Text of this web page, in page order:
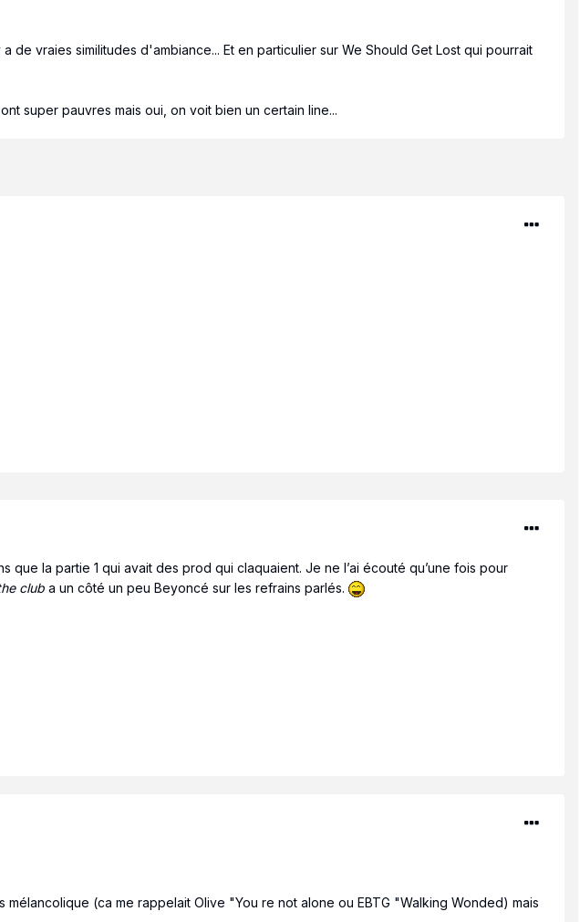
vraies similitudes d'ambiance... Et en particulier sur We Should Get Lost qui pourrait
super pauvres mais oui, on voit bien un certain line...
que la partie 1 qui avait des prod qui claquaient. Je ne l’ai écouté qu’une fois pour
club a un côté un peu Beyoncé sur les refrains parlés.
(ca me rappelait Olive "You re not alone ou EBTG "Walking Wonded) mais